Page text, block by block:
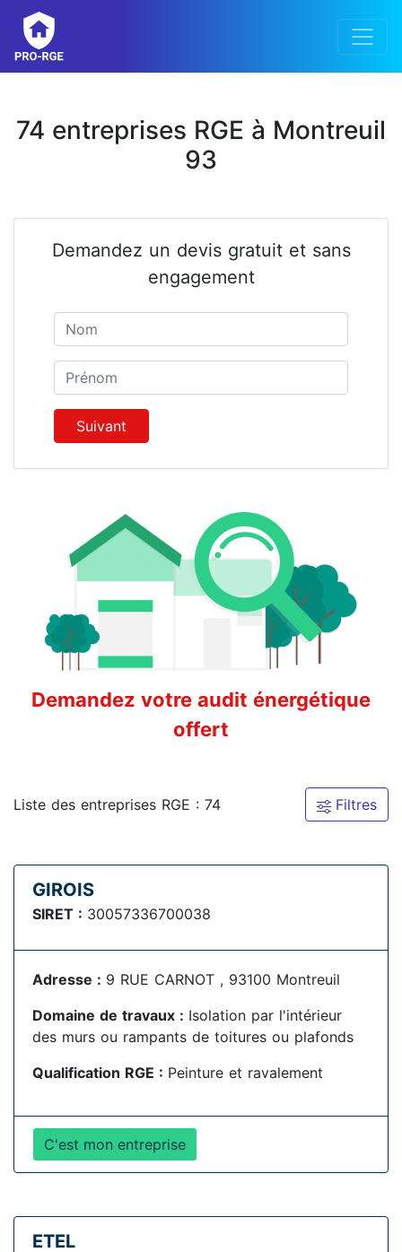
74 entreprises RGE à Montreuil
93
Demandez un devis gratuit et sans
engagement
Prénom
Suivant
Demandez votre audit énergétique
offert
Liste des entreprises RGE : 74 Filtres
GIROIS
SIRET : 30057336700038
Adresse : 9 RUE CARNOT , 93100 Montreuil
Domaine de travaux : Isolation par l'intérieur
des murs ou rampants de toitures ou plafonds
Qualification RGE : Peinture et ravalement
C'est mon entreprise
ETEL